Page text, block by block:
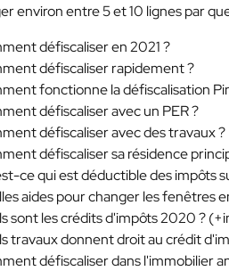
environ entre 5 et 10 lignes par
défiscaliser en 2021 ?
défiscaliser rapidement ?
fonctionne la défiscalisation
défiscaliser avec un PER ?
défiscaliser avec des travaux ?
défiscaliser sa résidence
ce qui est déductible des impôts
aides pour changer les fenêtres
sont les crédits d'impôts 2020 ?
travaux donnent droit au crédit
défiscaliser dans l'immobilier